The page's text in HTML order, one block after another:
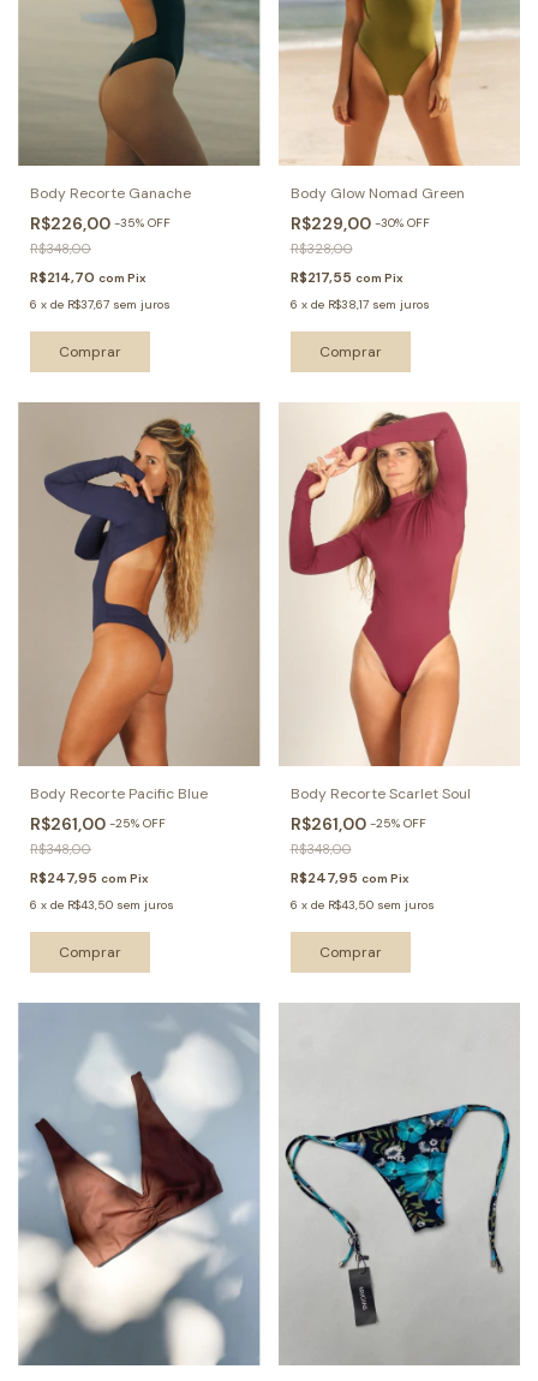
Body Recorte Ganache
R$226,00 -35% OFF
R$348,00
R$214,70 com Pix
6 x de R$37,67 sem juros
Comprar
Body Glow Nomad Green
R$229,00 -30% OFF
R$328,00
R$217,55 com Pix
6 x de R$38,17 sem juros
Comprar
Body Recorte Pacific Blue
R$261,00 -25% OFF
R$348,00
R$247,95 com Pix
6 x de R$43,50 sem juros
Comprar
Body Recorte Scarlet Soul
R$261,00 -25% OFF
R$348,00
R$247,95 com Pix
6 x de R$43,50 sem juros
Comprar